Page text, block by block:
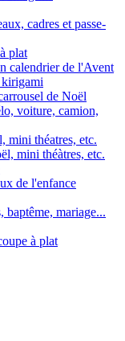
cadres et passe-
plat
calendrier de l'Avent
kirigami
de Noël
voiture, camion,
mini théatres, etc.
mini théàtres, etc.
de l'enfance
baptême, mariage...
à plat